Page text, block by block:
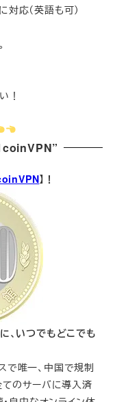
応（英語も可）
！
】！
、いつでもどこでも
で唯一、中国で規制
のサーバに導入済